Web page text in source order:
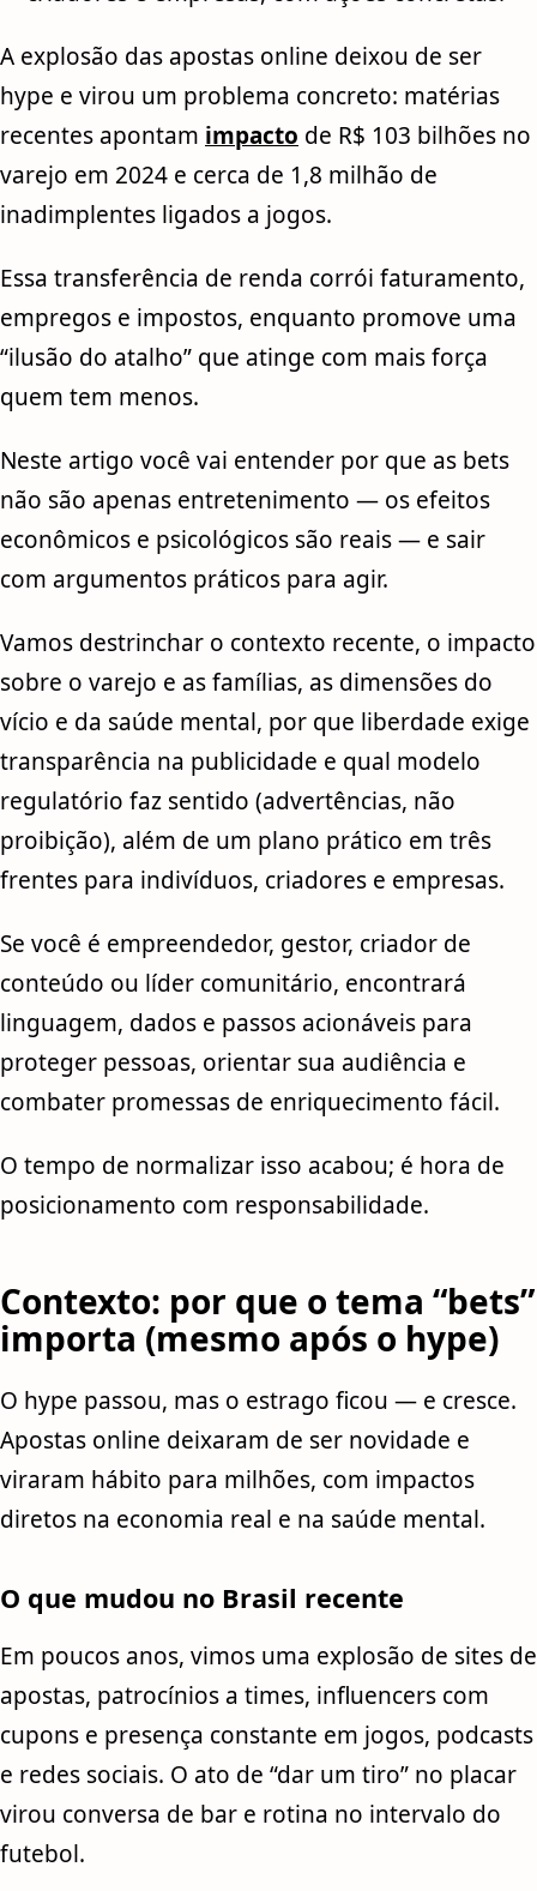
A explosão das apostas online deixou de ser
hype e virou um problema concreto: matérias
recentes apontam impacto de R$ 103 bilhões no
varejo em 2024 e cerca de 1,8 milhão de
inadimplentes ligados a jogos.
Essa transferência de renda corrói faturamento,
empregos e impostos, enquanto promove uma
“ilusão do atalho” que atinge com mais força
quem tem menos.
Neste artigo você vai entender por que as bets
não são apenas entretenimento — os efeitos
econômicos e psicológicos são reais — e sair
com argumentos práticos para agir.
Vamos destrinchar o contexto recente, o impacto
sobre o varejo e as famílias, as dimensões do
vício e da saúde mental, por que liberdade exige
transparência na publicidade e qual modelo
regulatório faz sentido (advertências, não
proibição), além de um plano prático em três
frentes para indivíduos, criadores e empresas.
Se você é empreendedor, gestor, criador de
conteúdo ou líder comunitário, encontrará
linguagem, dados e passos acionáveis para
proteger pessoas, orientar sua audiência e
combater promessas de enriquecimento fácil.
O tempo de normalizar isso acabou; é hora de
posicionamento com responsabilidade.
Contexto: por que o tema “bets”
importa (mesmo após o hype)
O hype passou, mas o estrago ficou — e cresce.
Apostas online deixaram de ser novidade e
viraram hábito para milhões, com impactos
diretos na economia real e na saúde mental.
O que mudou no Brasil recente
Em poucos anos, vimos uma explosão de sites de
apostas, patrocínios a times, influencers com
cupons e presença constante em jogos, podcasts
e redes sociais. O ato de “dar um tiro” no placar
virou conversa de bar e rotina no intervalo do
futebol.